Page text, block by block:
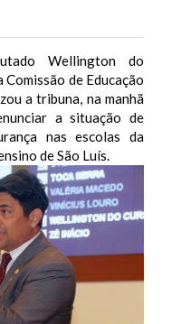
Wellington do
de Educação
a tribuna, na manhã
a situação de
nas escolas da
de São Luís.